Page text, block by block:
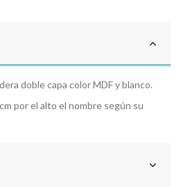
doble capa color MDF y blanco.
por el alto el nombre según su